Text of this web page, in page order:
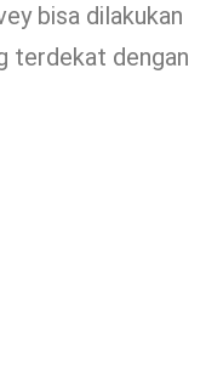
bisa dilakukan
terdekat dengan